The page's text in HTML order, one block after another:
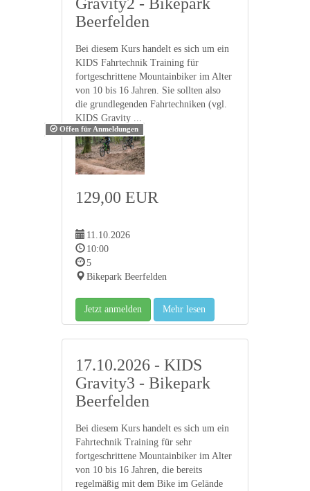
Beerfelden
Bei diesem Kurs handelt es sich um ein
KIDS Fahrtechnik Training für
fortgeschrittene Mountainbiker im Alter
von 10 bis 16 Jahren. Sie sollten also
die grundlegenden Fahrtechniken (vgl.
KIDS Gravity ...
Offen für Anmeldungen
129,00 EUR
11.10.2026
10:00
5
Bikepark Beerfelden
Jetzt anmelden Mehr lesen
17.10.2026 - KIDS
Gravity3 - Bikepark
Beerfelden
Bei diesem Kurs handelt es sich um ein
Fahrtechnik Training für sehr
fortgeschrittene Mountainbiker im Alter
von 10 bis 16 Jahren, die bereits
regelmäßig mit dem Bike im Gelände